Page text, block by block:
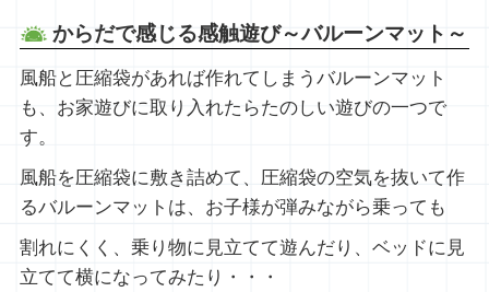
からだで感じる感触遊び～バルーンマット～
風船と圧縮袋があれば作れてしまうバルーンマット
も、お家遊びに取り入れたらたのしい遊びの一つで
す。
風船を圧縮袋に敷き詰めて、圧縮袋の空気を抜いて作
るバルーンマットは、お子様が弾みながら乗っても
割れにくく、乗り物に見立てて遊んだり、ベッドに見
立てて横になってみたり・・・